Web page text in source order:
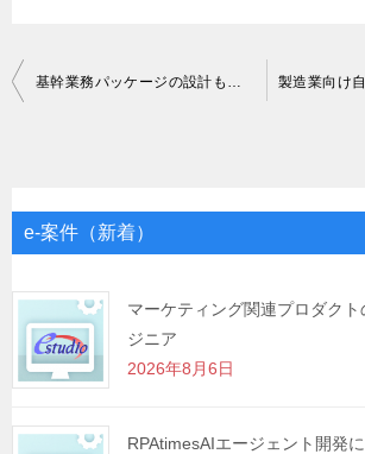
投
ゲ
シ
ョ
ン
基幹業務パッケージの設計もしくは開発PG
e-案件（新着）
マーケティング関連プロダク
ジニア
2026年8月6日
RPAtimesAIエージェント開発